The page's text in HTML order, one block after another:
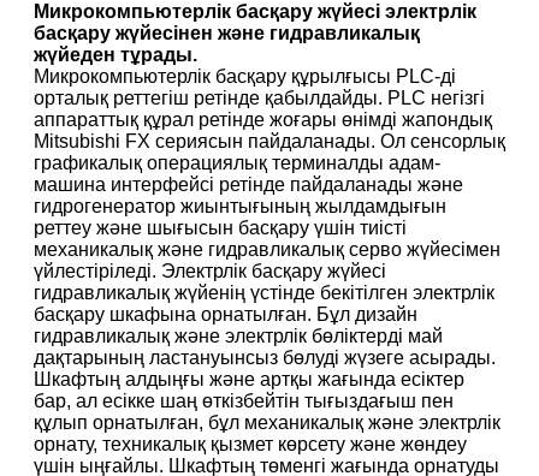
Микрокомпьютерлік басқару жүйесі электрлік
басқару жүйесінен және гидравликалық
жүйеден тұрады.
Микрокомпьютерлік басқару құрылғысы PLC-ді
орталық реттегіш ретінде қабылдайды. PLC негізгі
аппараттық құрал ретінде жоғары өнімді жапондық
Mitsubishi FX сериясын пайдаланады. Ол сенсорлық
графикалық операциялық терминалды адам-
машина интерфейсі ретінде пайдаланады және
гидрогенератор жиынтығының жылдамдығын
реттеу және шығысын басқару үшін тиісті
механикалық және гидравликалық серво жүйесімен
үйлестіріледі. Электрлік басқару жүйесі
гидравликалық жүйенің үстінде бекітілген электрлік
басқару шкафына орнатылған. Бұл дизайн
гидравликалық және электрлік бөліктерді май
дақтарының ластануынсыз бөлуді жүзеге асырады.
Шкафтың алдыңғы және артқы жағында есіктер
бар, ал есікке шаң өткізбейтін тығыздағыш пен
құлып орнатылған, бұл механикалық және электрлік
орнату, техникалық қызмет көрсету және жөндеу
үшін ыңғайлы. Шкафтың төменгі жағында орнатуды